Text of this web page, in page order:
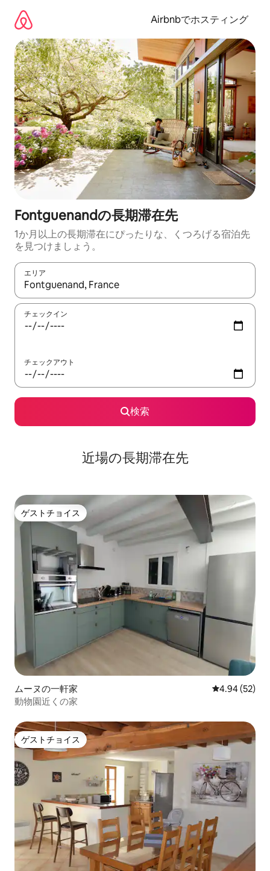
Airbnbでホスティング
Fontguenandの長期滞在先
1か月以上の長期滞在にぴったりな、くつろげる宿泊先
を見つけましょう。
エリア
検索結果が表示されたら、上下の矢印キーを使って移動するか
チェックイン
チェックアウト
検索
近場の長期滞在先
ゲストチョイス
ゲストチョイス
ムーヌの一軒家 レビュー52
4.94 (52)
動物園近くの家
ゲストチョイス
ゲストチョイス